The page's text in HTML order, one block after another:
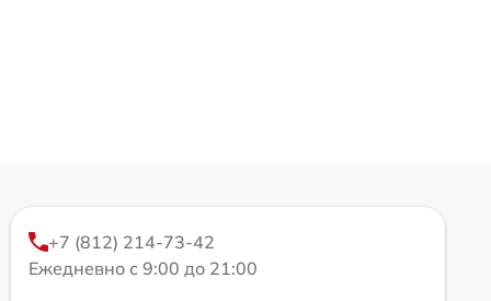
+7 (812) 214-73-42
Ежедневно с 9:00 до 21:00